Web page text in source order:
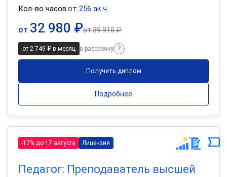
Кол-во часов:от 256 ак.ч
от 32 980 ₽от39 910 ₽
от 2 749 ₽ в месяц в рассрочку
Получить диплом
Подробнее
-17% до 17 августа Лицензия
Педагог: Преподаватель высшей